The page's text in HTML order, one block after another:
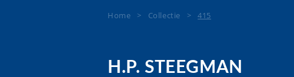
Home > Collectie >415
H.P. STEEGMAN